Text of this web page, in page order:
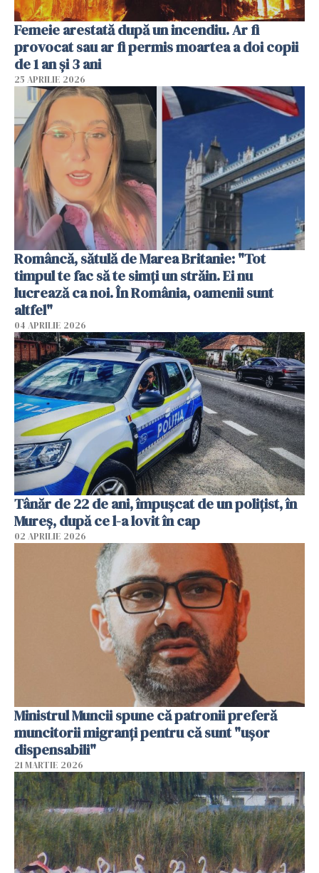
Femeie arestată după un incendiu. Ar fi
provocat sau ar fi permis moartea a doi copii
de 1 an și 3 ani
25 APRILIE 2026
Româncă, sătulă de Marea Britanie: "Tot
timpul te fac să te simți un străin. Ei nu
lucrează ca noi. În România, oamenii sunt
altfel"
04 APRILIE 2026
Tânăr de 22 de ani, împușcat de un polițist, în
Mureș, după ce l-a lovit în cap
02 APRILIE 2026
Ministrul Muncii spune că patronii preferă
muncitorii migranți pentru că sunt "uşor
dispensabili"
21 MARTIE 2026